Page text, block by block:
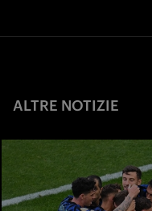
ALTRE NOTIZIE